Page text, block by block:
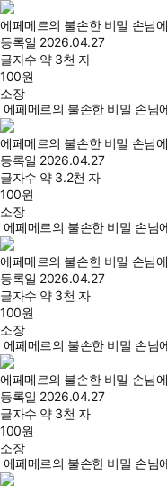
에페메르의 불손한 비밀 손님
등록일 2026.04.27
글자수 약 3천 자
100원
소장
에페메르의 불손한 비밀 손님
에페메르의 불손한 비밀 손님
등록일 2026.04.27
글자수 약 3.2천 자
100원
소장
에페메르의 불손한 비밀 손님
에페메르의 불손한 비밀 손님
등록일 2026.04.27
글자수 약 3천 자
100원
소장
에페메르의 불손한 비밀 손님
에페메르의 불손한 비밀 손님
등록일 2026.04.27
글자수 약 3천 자
100원
소장
에페메르의 불손한 비밀 손님